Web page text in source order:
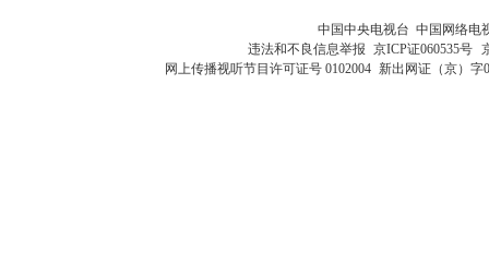
中国中央电视台 中国网络电
违法和不良信息举报 京ICP证060535号
网上传播视听节目许可证号 0102004 新出网证（京）